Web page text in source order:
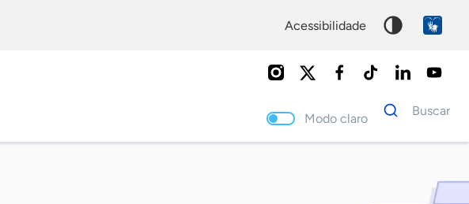
acessibilidade
Modo claro
Dados
para
Buscar